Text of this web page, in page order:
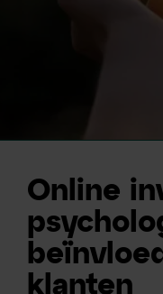
Online
klanten